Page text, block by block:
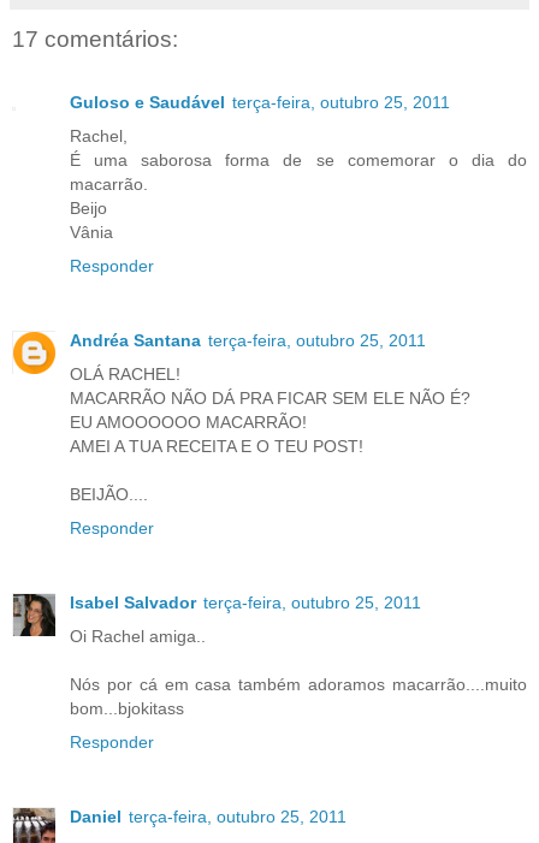
17 comentários:
Guloso e Saudável terça-feira, outubro 25, 2011
Rachel,
É uma saborosa forma de se comemorar o dia do
macarrão.
Beijo
Vânia
Responder
Andréa Santana terça-feira, outubro 25, 2011
OLÁ RACHEL!
MACARRÃO NÃO DÁ PRA FICAR SEM ELE NÃO É?
EU AMOOOOOO MACARRÃO!
AMEI A TUA RECEITA E O TEU POST!
BEIJÃO....
Responder
Isabel Salvador terça-feira, outubro 25, 2011
Oi Rachel amiga..
Nós por cá em casa também adoramos macarrão....muito
bom...bjokitass
Responder
Daniel terça-feira, outubro 25, 2011